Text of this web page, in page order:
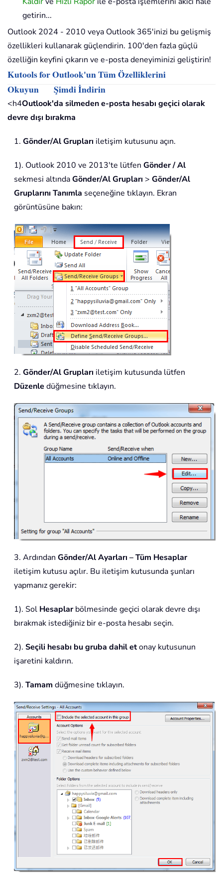
getirin...
Outlook 2024 - 2010 veya Outlook 365'inizi bu gelişmiş
özellikleri kullanarak güçlendirin. 100'den fazla güçlü
özelliğin keyfini çıkarın ve e-posta deneyiminizi geliştirin!
Kutools for Outlook'un Tüm Özelliklerini
Okuyun
Şimdi İndirin
<h4Outlook'da silmeden e-posta hesabı geçici olarak
devre dışı bırakma
1. Gönder/Al Grupları iletişim kutusunu açın.
1). Outlook 2010 ve 2013'te lütfen Gönder / Al
sekmesi altındaGönder/Al Grupları > Gönder/Al
Gruplarını Tanımla seçeneğine tıklayın. Ekran
görüntüsüne bakın:
2. Gönder/Al Grupları iletişim kutusunda lütfen
Düzenle düğmesine tıklayın.
3. Ardından Gönder/Al Ayarları – Tüm Hesaplar
iletişim kutusu açılır. Bu iletişim kutusunda şunları
yapmanız gerekir:
1). Sol Hesaplarbölmesinde geçici olarak devre dışı
bırakmak istediğiniz bir e-posta hesabı seçin.
2). Seçili hesabı bu gruba dahil etonay kutusunun
işaretini kaldırın.
3). Tamam düğmesine tıklayın.